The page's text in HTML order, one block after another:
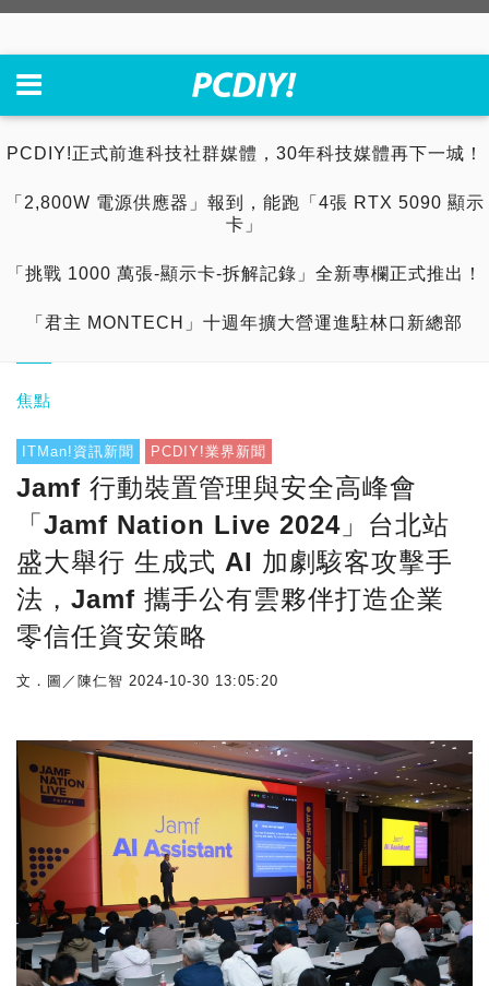
PCDIY!正式前進科技社群媒體，30年科技媒體再下一城！
「2,800W 電源供應器」報到，能跑「4張 RTX 5090 顯示
卡」
「挑戰 1000 萬張-顯示卡-拆解記錄」全新專欄正式推出！
「君主 MONTECH」十週年擴大營運進駐林口新總部
焦點
ITMan!資訊新聞 PCDIY!業界新聞
Jamf 行動裝置管理與安全高峰會
「Jamf Nation Live 2024」台北站
盛大舉行 生成式 AI 加劇駭客攻擊手
法，Jamf 攜手公有雲夥伴打造企業
零信任資安策略
文．圖／陳仁智 2024-10-30 13:05:20